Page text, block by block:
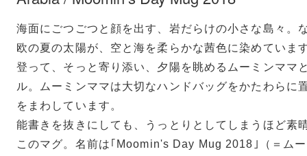
海面にごつごつと顔を出す、岩だらけの小さな島々。
欧の夏の太陽が、空と海を柔らかな茜色に染めていま
登って、そっと寄り添い、夕陽を眺めるムーミンママ
ル。ムーミンママは大切なハンドバッグをかたわらに
をまわしています。
能書きを抜きにしても、うっとりとしてしまうほど素
このマグ。名前は｢Moomin's Day Mug 2018｣（＝ム